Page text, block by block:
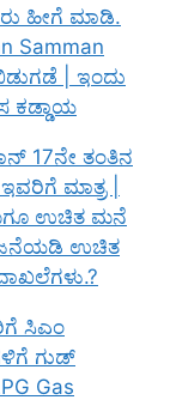
ಹೀಗೆ ಮಾಡಿ.
Samman
| ಇಂದು
ಕಡ್ಡಾಯ
17ನೇ ತಂತಿನ
ಮಾತ್ರ |
ಉಚಿತ ಮನೆ
ಉಚಿತ
ಸಿಎಂ
ಗುಡ್
Gas